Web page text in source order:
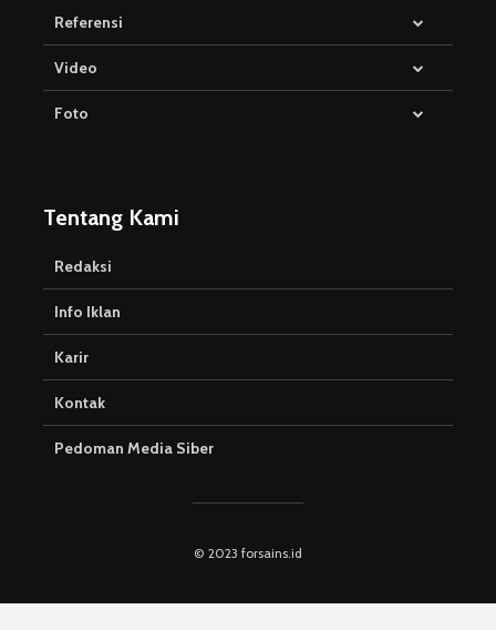
Referensi
Video
Foto
Tentang Kami
Redaksi
Info Iklan
Karir
Kontak
Pedoman Media Siber
© 2023 forsains.id